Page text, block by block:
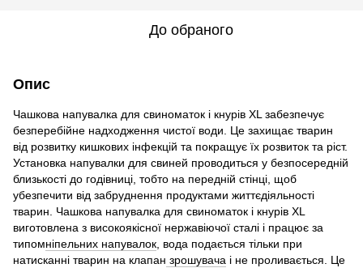
До обраного
Опис
Чашкова напувалка для свиноматок і кнурів XL забезпечує
безперебійне надходження чистої води. Це захищає тварин
від розвитку кишкових інфекцій та покращує їх розвиток та ріст.
Установка напувалки для свиней проводиться у безпосередній
близькості до годівниці, тобто на передній стінці, щоб
убезпечити від забруднення продуктами життєдіяльності
тварин. Чашкова напувалка для свиноматок і кнурів XL
виготовлена з високоякісної нержавіючої сталі і працює за
типомніпельних напувалок , вода подається тільки при
натисканні тварин на клапан зрошувача і не проливається. Це